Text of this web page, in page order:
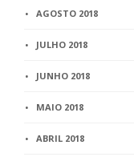
AGOSTO 2018
JULHO 2018
JUNHO 2018
MAIO 2018
ABRIL 2018